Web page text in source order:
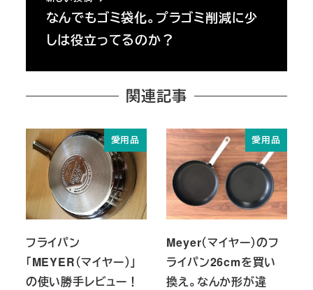
なんでもゴミ袋化。プラゴミ削減に少
しは役立ってるのか？
関連記事
愛用品
フライパン
「MEYER（マイヤー）」
の使い勝手レビュー！
愛用品
Meyer（マイヤー）のフ
ライパン26cmを買い
換え。なんか形が違